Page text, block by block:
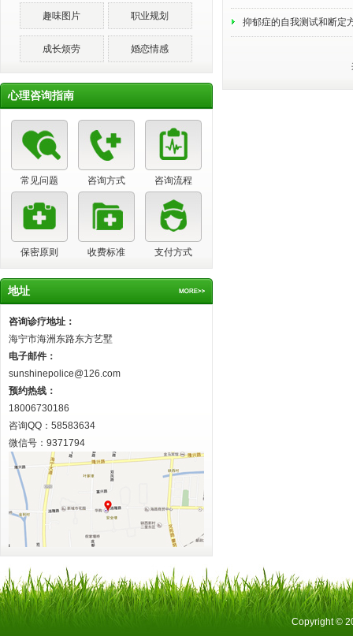
趣味图片 职业规划
成长烦劳 婚恋情感
心理咨询指南
常见问题 咨询方式 咨询流程
保密原则 收费标准 支付方式
地址
咨询诊疗地址：
海宁市海洲东路东方艺墅
电子邮件：
sunshinepolice@126.com
预约热线：
18006730186
咨询QQ：58583634
微信号：9371794
抑郁症的自我测试和断定
Copyright ©